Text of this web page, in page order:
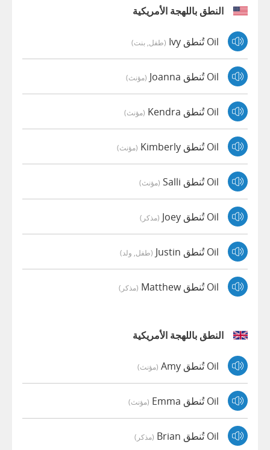
النطق باللهجة الأمريكية
Oil تُنطق Ivy (طفل, بنت)
Oil تُنطق Joanna (مؤنث)
Oil تُنطق Kendra (مؤنث)
Oil تُنطق Kimberly (مؤنث)
Oil تُنطق Salli (مؤنث)
Oil تُنطق Joey (مذكر)
Oil تُنطق Justin (طفل, ولد)
Oil تُنطق Matthew (مذكر)
النطق باللهجة الأمريكية
Oil تُنطق Amy (مؤنث)
Oil تُنطق Emma (مؤنث)
Oil تُنطق Brian (مذكر)